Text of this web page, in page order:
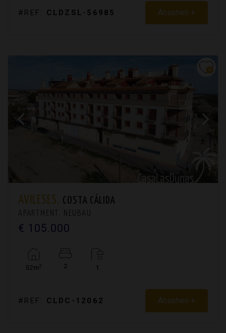
#REF: CLDZSL-56985 Ansehen +
AVILESES. COSTA CÁLIDA
APARTMENT. NEUBAU
€ 105.000
52m2 2 1
#REF: CLDC-12062 Ansehen +